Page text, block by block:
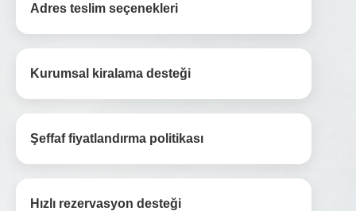
Adres teslim seçenekleri
Kurumsal kiralama desteği
Şeffaf fiyatlandırma politikası
Hızlı rezervasyon desteği